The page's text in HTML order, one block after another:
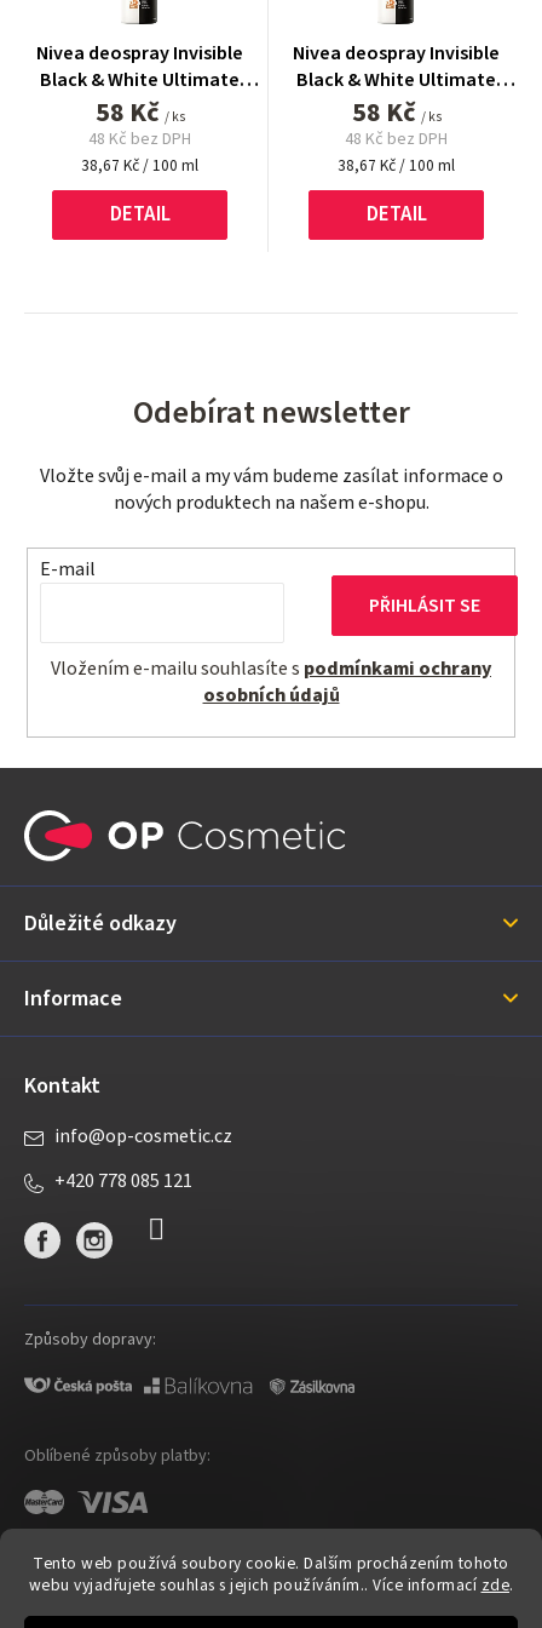
Tento web používá soubory cookie. Dalším procházením tohoto
webu vyjadřujete souhlas s jejich používáním.. Více informací zde.
Nivea deospray Invisible
Black & White Ultimate
Impact 150 ml
58 Kč / ks
48 Kč bez DPH
Měrná
38,67 Kč / 100 ml
DETAIL
Nivea deospray Invisible
Black & White Ultimate
Impact 150 ml
58 Kč / ks
48 Kč bez DPH
Měrná
38,67 Kč / 100 ml
DETAIL
Odebírat newsletter
Vložte svůj e-mail a my vám budeme zasílat informace o
nových produktech na našem e-shopu.
E-mail
Vložením e-mailu souhlasíte s podmínkami ochrany
osobních údajů
PŘIHLÁSIT SE
a
í
Důležité odkazy
Informace
Kontakt
info@op-cosmetic.cz
+420 778 085 121
Způsoby dopravy:
Oblíbené způsoby platby:
Shoptet |mime digital